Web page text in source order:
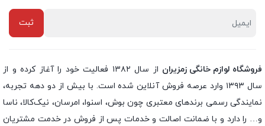
فروشگاه لوازم خانگی زمزیران
از سال ۱۳۸۲ فعالیت خود را آغاز کرده و از
سال ۱۳۹۳ وارد عرصه فروش آنلاین شده است. با بیش از دو دهه تجربه،
نمایندگی رسمی برندهای معتبری چون بوش، اسنوا، امرسان، نیک‌کالا، ناسا
و… را دارد و با ضمانت اصالت و خدمات پس از فروش در خدمت مشتریان